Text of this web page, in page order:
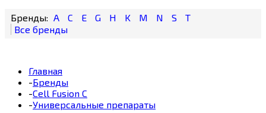
A C E G H K M N S T
Главная
-Бренды
-Cell Fusion С
-Универсальные препараты